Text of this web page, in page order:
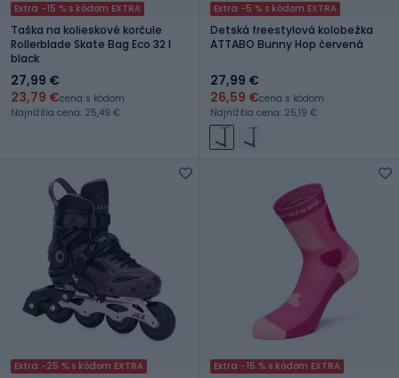
Extra -15 % s kódom EXTRA
Taška na kolieskové korčule
Rollerblade Skate Bag Eco 32 l
black
27,99 €
23,79 €cena s kódom
Najnižšia cena: 25,49 €
Extra -5 % s kódom EXTRA
Detská freestylová kolobežka
ATTABO Bunny Hop červená
27,99 €
26,59 €cena s kódom
Najnižšia cena: 25,19 €
Extra -25 % s kódom EXTRA Extra -15 % s kódom EXTRA